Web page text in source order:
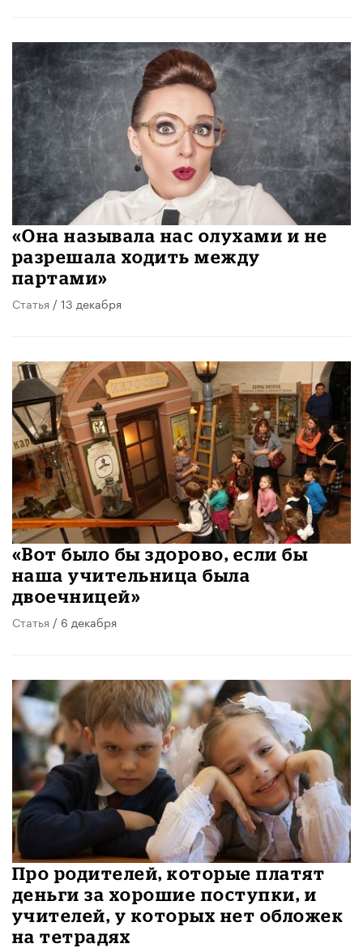
«Она называла нас олухами и не
разрешала ходить между
партами»
Статья / 13 декабря
«Вот было бы здорово, если бы
наша учительница была
двоечницей»
Статья / 6 декабря
Про родителей, которые платят
деньги за хорошие поступки, и
учителей, у которых нет обложек
на тетрадях